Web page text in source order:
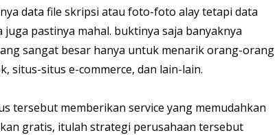
data file skripsi atau foto-foto alay tetapi data
pastinya mahal. buktinya saja banyaknya
sangat besar hanya untuk menarik orang-orang
situs-situs e-commerce, dan lain-lain.
tersebut memberikan service yang memudahkan
gratis, itulah strategi perusahaan tersebut